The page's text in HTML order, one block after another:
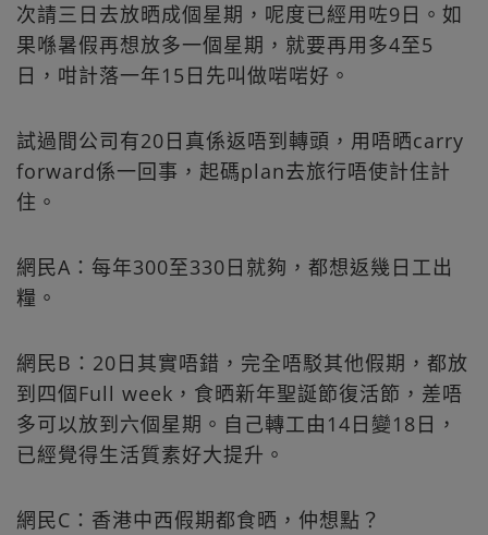
次請三日去放晒成個星期，呢度已經用咗9日。如
果喺暑假再想放多一個星期，就要再用多4至5
日，咁計落一年15日先叫做啱啱好。
試過間公司有20日真係返唔到轉頭，用唔晒carry
forward係一回事，起碼plan去旅行唔使計住計
住。
網民A：每年300至330日就夠，都想返幾日工出
糧。
網民B：20日其實唔錯，完全唔駁其他假期，都放
到四個Full week，食晒新年聖誕節復活節，差唔
多可以放到六個星期。自己轉工由14日變18日，
已經覺得生活質素好大提升。
網民C：香港中西假期都食晒，仲想點？